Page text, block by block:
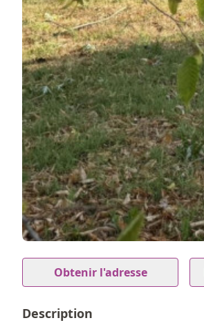
1
of
Obtenir l'adresse
Description